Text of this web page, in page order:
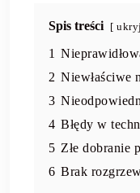
Spis treści ukryj
1
2 Niewłaściwe
3
4 Błędy w
5 Złe dobranie
6 Brak